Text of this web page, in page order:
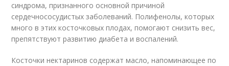
синдрома, признанного основной причиной
сердечнососудистых заболеваний. Полифенолы, которых
много в этих косточковых плодах, помогают снизить вес,
препятствуют развитию диабета и воспалений.
Косточки нектаринов содержат масло, напоминающее по